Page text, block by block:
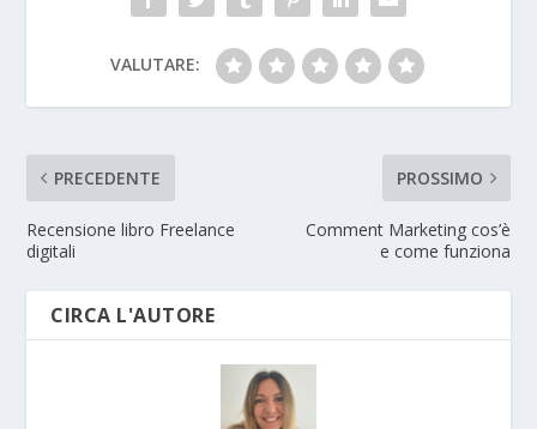
VALUTARE:
PRECEDENTE
Recensione libro Freelance
digitali
PROSSIMO
Comment Marketing cos’è
e come funziona
CIRCA L'AUTORE